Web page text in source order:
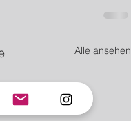
Alle ansehen